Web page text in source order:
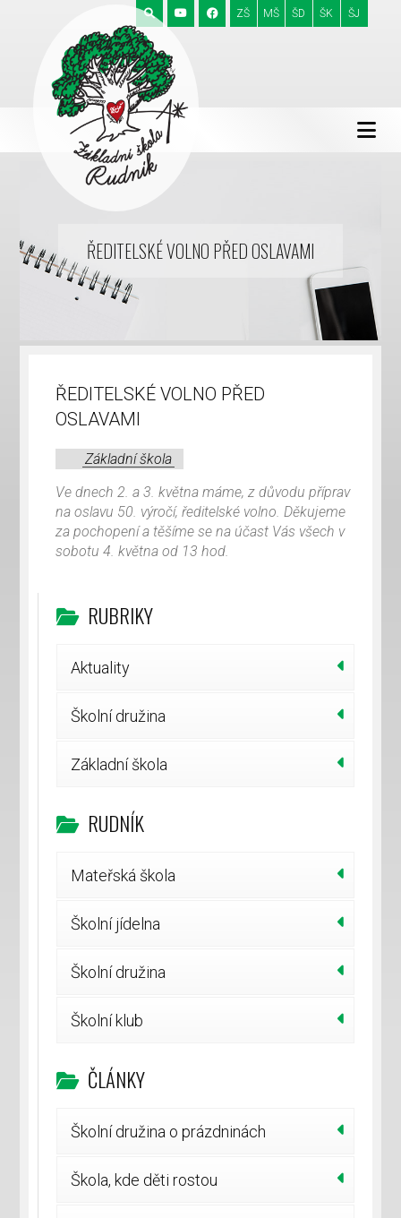
ZŠ MŠ ŠD ŠK ŠJ
ŘEDITELSKÉ VOLNO PŘED OSLAVAMI
ŘEDITELSKÉ VOLNO PŘED
OSLAVAMI
Základní škola
Ve dnech 2. a 3. května máme, z důvodu příprav
na oslavu 50. výročí, ředitelské volno. Děkujeme
za pochopení a těšíme se na účast Vás všech v
sobotu 4. května od 13 hod.
RUBRIKY
Aktuality
Školní družina
Základní škola
RUDNÍK
Mateřská škola
Školní jídelna
Školní družina
Školní klub
ČLÁNKY
Školní družina o prázdninách
Škola, kde děti rostou